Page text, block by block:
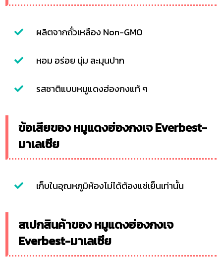
ผลิตจากถั่วเหลือง Non-GMO
หอม อร่อย นุ่ม ละมุนปาก
รสชาติแบบหมูแดงฮ่องกงแท้ ๆ
ข้อเสียของ หมูแดงฮ่องกงเจ Everbest-
มาเลเซีย
เก็บในอุณหภูมิห้องไม่ได้ต้องแช่เย็นเท่านั้น
สเปกสินค้าของ หมูแดงฮ่องกงเจ
Everbest-มาเลเซีย